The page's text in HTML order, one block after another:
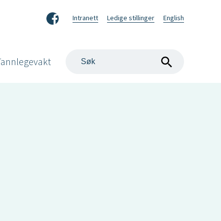
FacebookIntranett Ledige stillinger English